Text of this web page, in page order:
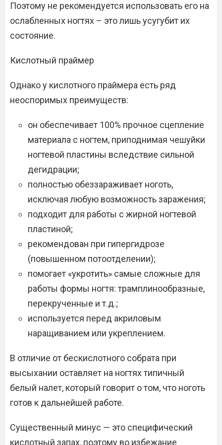
Поэтому не рекомендуется использовать его на
ослабленных ногтях – это лишь усугубит их
состояние.
Кислотный праймер
Однако у кислотного праймера есть ряд
неоспоримых преимуществ:
он обеспечивает 100% прочное сцепление
материала с ногтем, приподнимая чешуйки
ногтевой пластины вследствие сильной
дегидрации;
полностью обеззараживает ноготь,
исключая любую возможность заражения;
подходит для работы с жирной ногтевой
пластиной;
рекомендован при гипергидрозе
(повышенном потоотделении);
помогает «укротить» самые сложные для
работы формы ногтя: трамплинообразные,
перекрученные и т.д.;
используется перед акриловым
наращиванием или укреплением.
В отличие от бескислотного собрата при
высыхании оставляет на ногтях типичный
белый налет, который говорит о том, что ноготь
готов к дальнейшей работе.
Существенный минус — это специфический
кислотный запах, поэтому во избежание